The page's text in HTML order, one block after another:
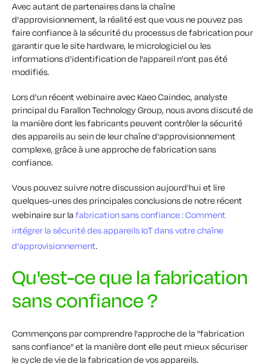
Avec autant de partenaires dans la chaîne
d'approvisionnement, la réalité est que vous ne pouvez pas
faire confiance à la sécurité du processus de fabrication pour
garantir que le site hardware, le micrologiciel ou les
informations d'identification de l'appareil n'ont pas été
modifiés.
Lors d'un récent webinaire avec Kaeo Caindec, analyste
principal du Farallon Technology Group, nous avons discuté de
la manière dont les fabricants peuvent contrôler la sécurité
des appareils au sein de leur chaîne d'approvisionnement
complexe, grâce à une approche de fabrication sans
confiance.
Vous pouvez suivre notre discussion aujourd'hui et lire
quelques-unes des principales conclusions de notre récent
webinaire sur la fabrication sans confiance : Comment
intégrer la sécurité des appareils IoT dans votre chaîne
d'approvisionnement.
Qu'est-ce que la fabrication
sans confiance ?
Commençons par comprendre l'approche de la "fabrication
sans confiance" et la manière dont elle peut mieux sécuriser
le cycle de vie de la fabrication de vos appareils.